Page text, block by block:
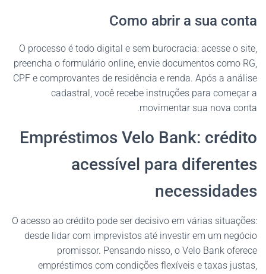
Como abrir a sua conta
O processo é todo digital e sem burocracia: acesse o site,
preencha o formulário online, envie documentos como RG,
CPF e comprovantes de residência e renda. Após a análise
cadastral, você recebe instruções para começar a
movimentar sua nova conta.
Empréstimos Velo Bank: crédito
acessível para diferentes
necessidades
O acesso ao crédito pode ser decisivo em várias situações:
desde lidar com imprevistos até investir em um negócio
promissor. Pensando nisso, o Velo Bank oferece
empréstimos com condições flexíveis e taxas justas,